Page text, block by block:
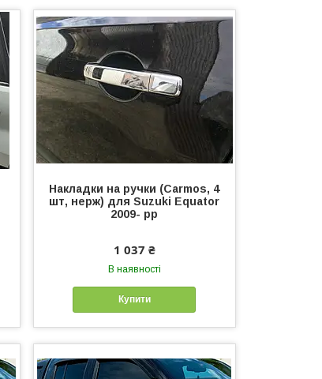
Накладки на ручки (Carmos, 4
шт, нерж) для Suzuki Equator
2009- рр
1 037 ₴
В наявності
Купити